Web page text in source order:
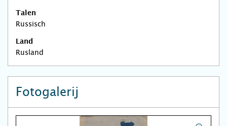
Talen
Russisch
Land
Rusland
Fotogalerij